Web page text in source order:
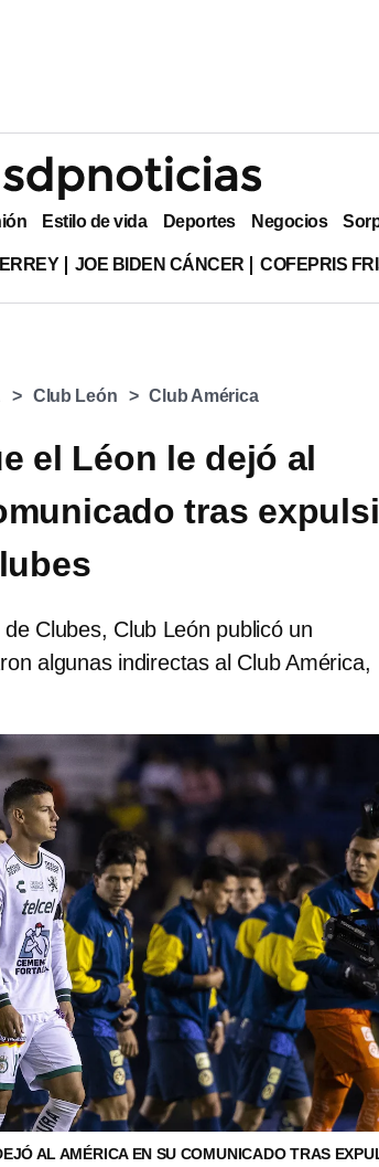
Estilo de vida Deportes Negocios
JOE BIDEN CÁNCER COFEPRIS
Club León Club América
el Léon le dejó al
tras
Clubes, Club León publicó un
algunas indirectas al Club América,
AL AMÉRICA EN SU COMUNICADO TRAS